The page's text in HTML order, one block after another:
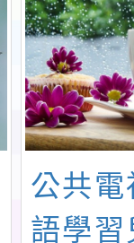
公共
語學